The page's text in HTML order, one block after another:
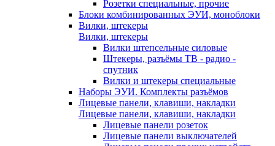
Розетки специальные, прочие
Блоки комбинированных ЭУИ, моноблоки
Вилки, штекеры
Вилки, штекеры
Вилки штепсельные силовые
Штекеры, разъёмы ТВ - радио -
спутник
Вилки и штекеры специальные
Наборы ЭУИ. Комплекты разъёмов
Лицевые панели, клавиши, накладки
Лицевые панели, клавиши, накладки
Лицевые панели розеток
Лицевые панели выключателей